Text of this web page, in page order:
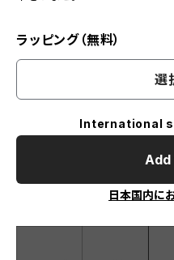
ラッピング（無料）
選
International
日本国内に